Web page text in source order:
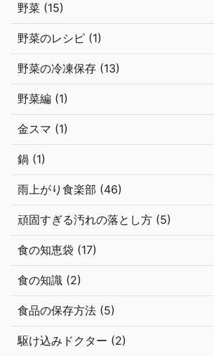
野菜 (15)
野菜のレシピ (1)
野菜の冷凍保存 (13)
野菜編 (1)
金スマ (1)
鍋 (1)
雨上がり食楽部 (46)
頑固すぎる汚れの落とし方 (5)
食の知恵袋 (17)
食の知識 (2)
食品の保存方法 (5)
駆け込みドクター (2)